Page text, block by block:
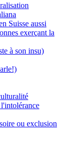
Suisse aussi
exerçant la
à son insu)
ou exclusion